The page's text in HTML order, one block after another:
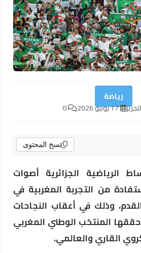
رياضة
17 يونيو 2026 0
نسخ المحتوى
الرياضية الجزائرية أصوات
من التجربة المغربية في
وذلك في أعقاب النجاحات
حققها المنتخب الوطني المغربي
القاري والعالمي.